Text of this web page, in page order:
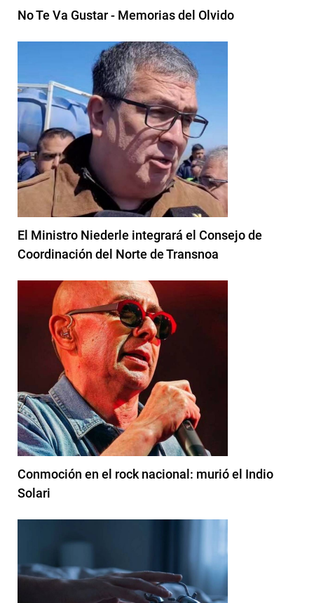
No Te Va Gustar - Memorias del Olvido
El Ministro Niederle integrará el Consejo de
Coordinación del Norte de Transnoa
Conmoción en el rock nacional: murió el Indio
Solari